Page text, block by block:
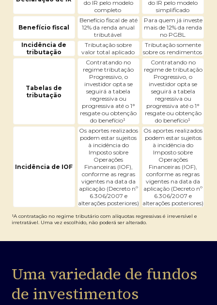
do IR pelo modelo
completo
do IR pelo modelo
simplificado
Benefício fiscal
Benefício fiscal de até
12% da renda anual
tributável
Para quem já investe
mais de 12% da renda
no PGBL
Incidência de
tributação
Tributação sobre
valor total aplicado
Tributação somente
sobre os rendimentos
Tabelas de
tributação
Contratando no
regime tributação
Progressivo, o
investidor opta se
seguirá a tabela
regressiva ou
progressiva até o 1°
resgate ou obtenção
do benefício¹
Contratando no
regime de tributação
Progressivo, o
investidor opta se
seguirá a tabela
regressiva ou
progressiva até o 1°
resgate ou obtenção
do benefício¹
Incidência de IOF
Os aportes realizados
podem estar sujeitos
à incidência do
Imposto sobre
Operações
Financeiras (IOF),
conforme as regras
vigentes na data da
aplicação (Decreto nº
6.306/2007 e
alterações posteriores)
Os aportes realizados
podem estar sujeitos
à incidência do
Imposto sobre
Operações
Financeiras (IOF),
conforme as regras
vigentes na data da
aplicação (Decreto nº
6.306/2007 e
alterações posteriores)
¹A contratação no regime tributário com alíquotas regressivas é irreversível e
irretratável. Uma vez escolhido, não poderá ser alterado.
Uma variedade de fundos
de investimentos